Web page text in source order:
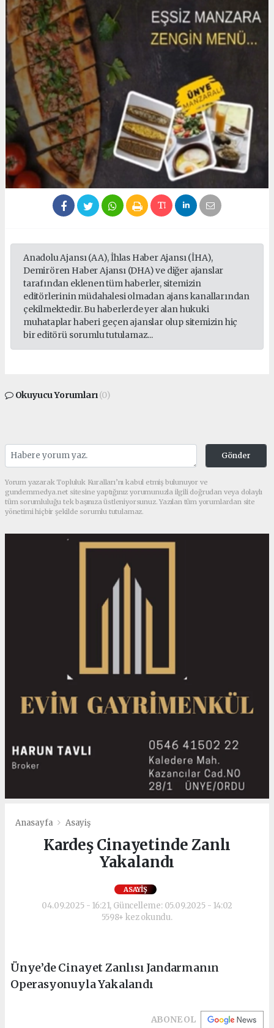
Anadolu Ajansı (AA), İhlas Haber Ajansı (İHA),
Demirören Haber Ajansı (DHA) ve diğer ajanslar
tarafından eklenen tüm haberler, sitemizin
editörlerinin müdahalesi olmadan ajans kanallarından
çekilmektedir. Bu haberlerde yer alan hukuki
muhataplar haberi geçen ajanslar olup sitemizin hiç
bir editörü sorumlu tutulamaz...
Okuyucu Yorumları(0)
Gönder
Yorum yazarak Topluluk Kuralları’nı kabul etmiş bulunuyor ve
gundemmedya.net sitesine yaptığınız yorumunuzla ilgili doğrudan veya dolaylı
tüm sorumluluğu tek başınıza üstleniyorsunuz. Yazılan tüm yorumlardan site
yönetimi hiçbir şekilde sorumlu tutulamaz.
Anasayfa Asayiş
Kardeş Cinayetinde Zanlı
Yakalandı
ASAYIŞ
04.09.2025 - 16:21, Güncelleme: 05.09.2025 - 14:02
5598+ kez okundu.
Ünye’de Cinayet Zanlısı Jandarmanın
Operasyonuyla Yakalandı
ABONE OL